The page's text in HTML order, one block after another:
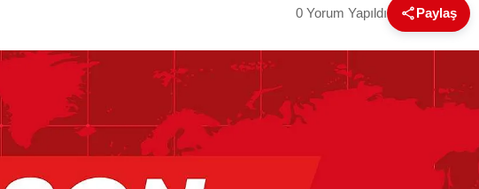
0 Yorum Yapıldı Paylaş